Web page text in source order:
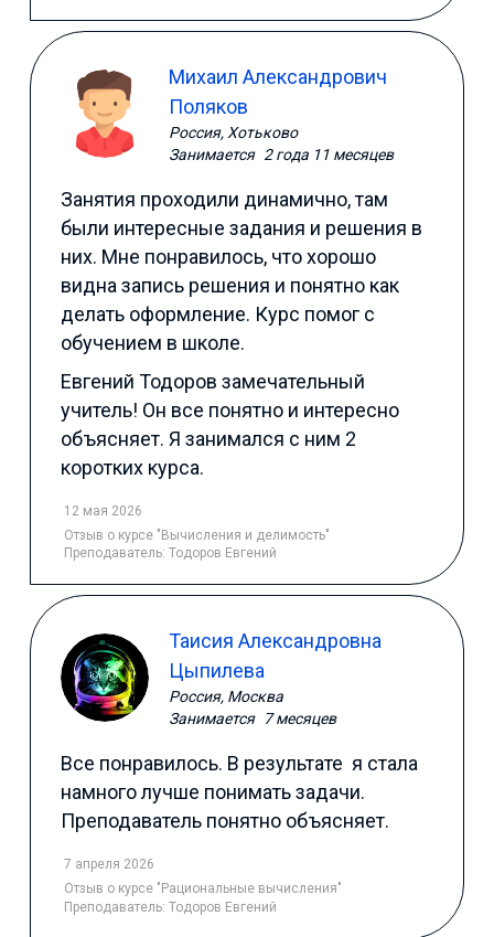
Михаил Александрович
Поляков
Россия, Хотьково
Занимается 2 года 11 месяцев
Занятия проходили динамично, там
были интересные задания и решения в
них. Мне понравилось, что хорошо
видна запись решения и понятно как
делать оформление. Курс помог с
обучением в школе.
Евгений Тодоров замечательный
учитель! Он все понятно и интересно
объясняет. Я занимался с ним 2
коротких курса.
12 мая 2026
Отзыв о курсе "Вычисления и делимость"
Преподаватель: Тодоров Евгений
Таисия Александровна
Цыпилева
Россия, Москва
Занимается 7 месяцев
Все понравилось. В результате я стала
намного лучше понимать задачи.
Преподаватель понятно объясняет.
7 апреля 2026
Отзыв о курсе "Рациональные вычисления"
Преподаватель: Тодоров Евгений